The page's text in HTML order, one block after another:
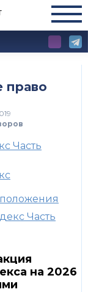
право
Часть
Часть
на 2026